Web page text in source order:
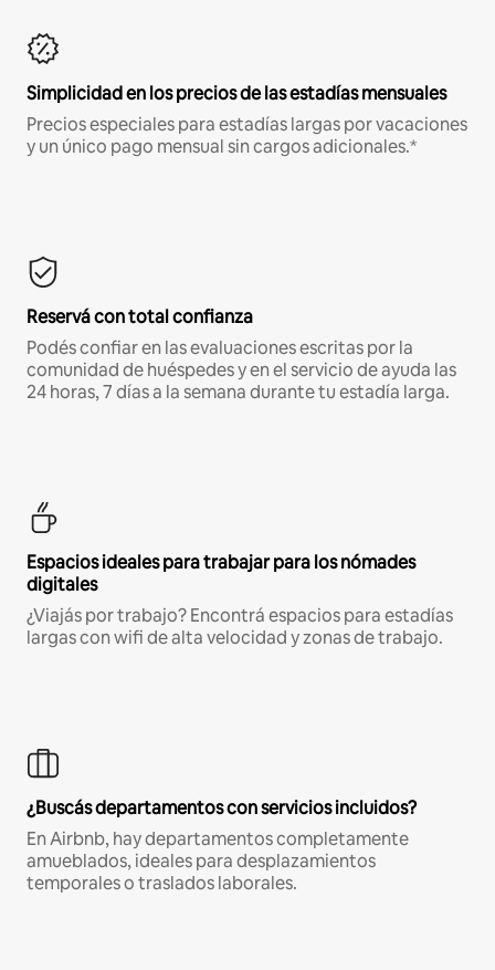
Simplicidad en los precios de las estadías mensuales
Precios especiales para estadías largas por vacaciones
y un único pago mensual sin cargos adicionales.*
Reservá con total confianza
Podés confiar en las evaluaciones escritas por la
comunidad de huéspedes y en el servicio de ayuda las
24 horas, 7 días a la semana durante tu estadía larga.
Espacios ideales para trabajar para los nómades
digitales
¿Viajás por trabajo? Encontrá espacios para estadías
largas con wifi de alta velocidad y zonas de trabajo.
¿Buscás departamentos con servicios incluidos?
En Airbnb, hay departamentos completamente
amueblados, ideales para desplazamientos
temporales o traslados laborales.